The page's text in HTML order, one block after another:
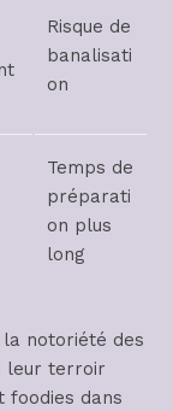
Risque de
banalisati
on
Temps de
préparati
on plus
long
notoriété des
leur terroir
foodies dans